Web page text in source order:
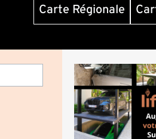
Carte Régionale